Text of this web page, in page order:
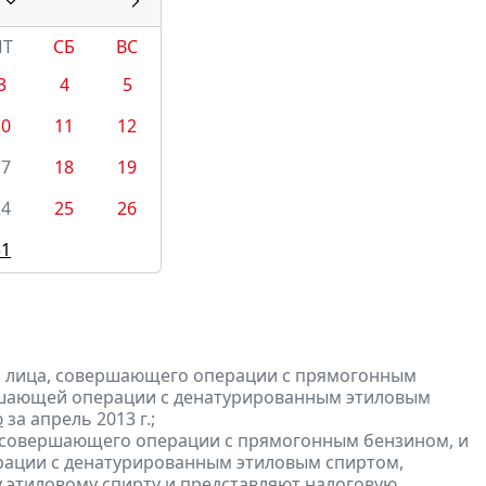
СБ
ВС
4
5
11
12
18
19
25
26
лица, совершающего операции с прямогонным
операции с денатурированным этиловым
за апрель 2013 г.;
операции с прямогонным бензином, и
с денатурированным этиловым спиртом,